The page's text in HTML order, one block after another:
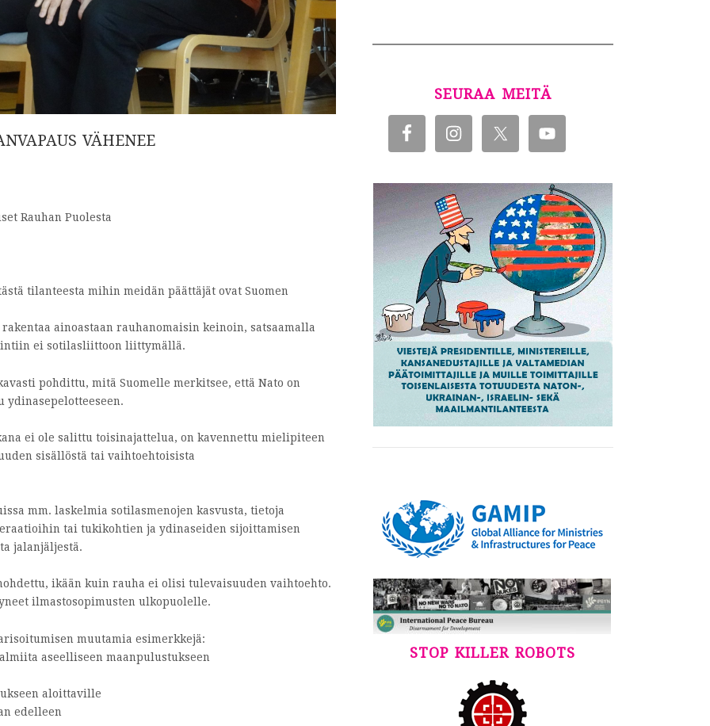
VÄHENEE
Rauhan Puolesta
tilanteesta mihin meidän päättäjät ovat Suomen
ainoastaan rauhanomaisin keinoin, satsaamalla
ei sotilasliittoon liittymällä.
pohdittu, mitä Suomelle merkitsee, että Nato on
ei ole salittu toisinajattelua, on kavennettu mielipiteen
sisällöstä tai vaihtoehtoisista
mm. laskelmia sotilasmenojen kasvusta, tietoja
tai tukikohtien ja ydinaseiden sijoittamisen
jalanjäljestä.
ikään kuin rauha ei olisi tulevaisuuden vaihtoehto.
ilmastosopimusten ulkopuolelle.
muutamia esimerkkejä:
aseelliseen maanpulustukseen
aloittaville
edelleen
SEURAA MEITÄ
STOP KILLER ROBOTS